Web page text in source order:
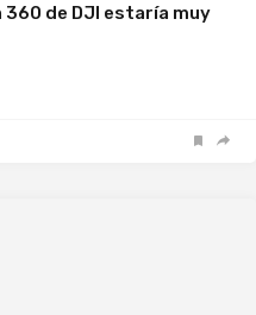
360 de DJI estaría muy